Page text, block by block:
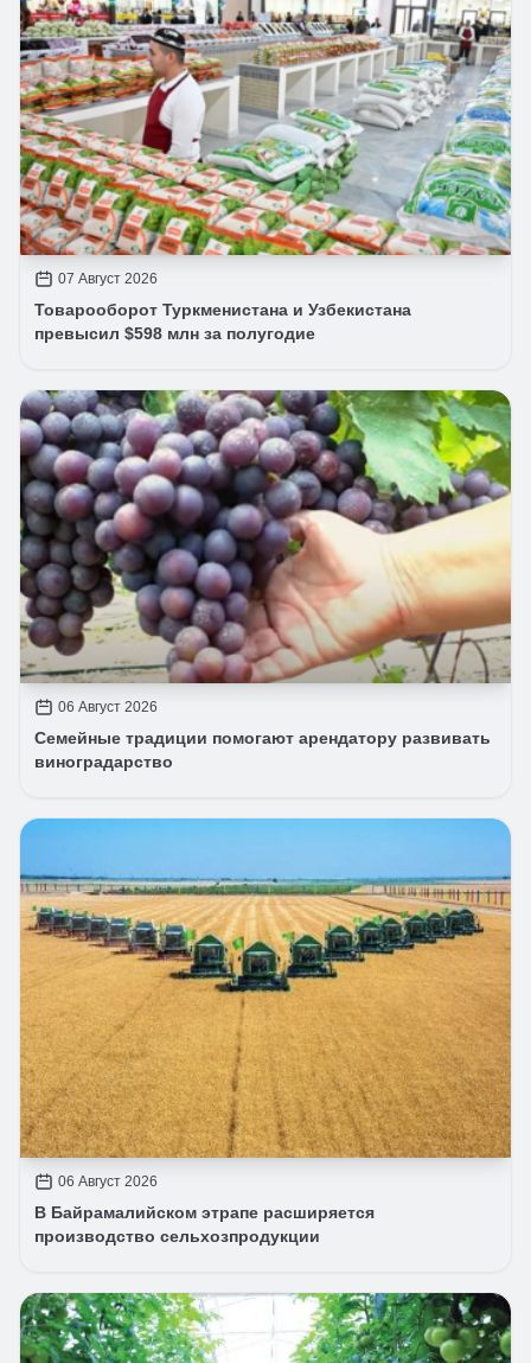
07 Август 2026
Товарооборот Туркменистана и Узбекистана
превысил $598 млн за полугодие
06 Август 2026
Семейные традиции помогают арендатору развивать
виноградарство
06 Август 2026
В Байрамалийском этрапе расширяется
производство сельхозпродукции